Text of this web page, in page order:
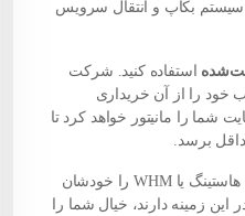
سیستم بکاپ و انتقال سرویس
استفاده کنید. شرکت
خود را از آن خریداری
شما را مانیتور خواهد کرد تا
برسد.
شرکت‌های هاستینگ مدیریت وب هاستینگ یا WHM را خودشان
زمینه دارند، خیال شما را